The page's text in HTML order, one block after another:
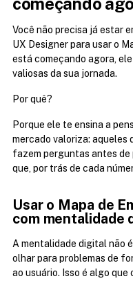
Você não precisa já estar
UX Designer para usar o
está começando agora,
valiosas da sua jornada.
Por quê?
Porque ele te ensina a
mercado valoriza: aqueles
fazem perguntas antes de
que, por trás de cada
Usar o Mapa de
com mentalidade
A mentalidade digital não
olhar para problemas de
ao usuário. Isso é algo